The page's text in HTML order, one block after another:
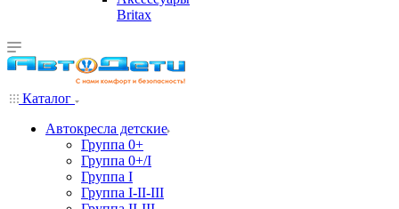
Britax
Каталог
Автокресла детские
Группа 0+
Группа 0+/I
Группа I
Группа I-II-III